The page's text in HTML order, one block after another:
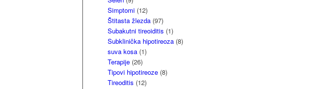
Simptomi (12)
Štitasta žlezda (97)
Subakutni tireoiditis (1)
Subklinička hipotireoza (8)
suva kosa (1)
Terapije (26)
Tipovi hipotireoze (8)
Tireoditis (12)